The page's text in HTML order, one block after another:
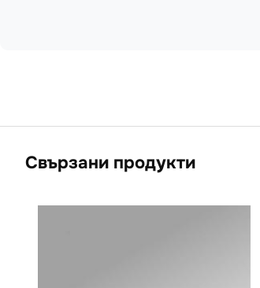
Свързани продукти